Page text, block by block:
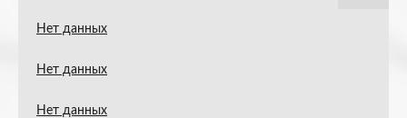
Нет данных
Нет данных
Нет данных